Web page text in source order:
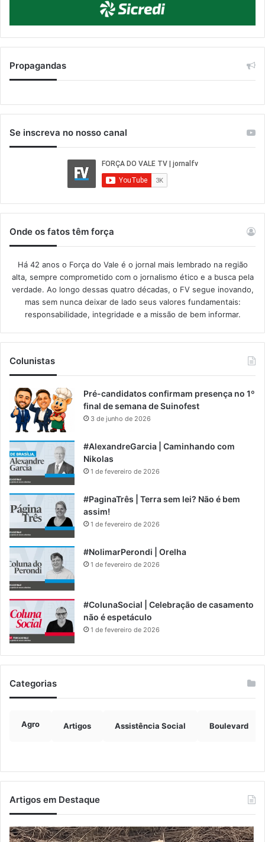
Propagandas
Se inscreva no nosso canal
Onde os fatos têm força
Há 42 anos o Força do Vale é o jornal mais lembrado na região
alta, sempre comprometido com o jornalismo ético e a busca pela
verdade. Ao longo dessas quatro décadas, o FV segue inovando,
mas sem nunca deixar de lado seus valores fundamentais:
responsabilidade, integridade e a missão de bem informar.​
Colunistas
Pré-candidatos confirmam presença no 1º
final de semana de Suinofest
3 de junho de 2026
#AlexandreGarcia | Caminhando com
Nikolas
1 de fevereiro de 2026
#PaginaTrês | Terra sem lei? Não é bem
assim!
1 de fevereiro de 2026
#NolimarPerondi | Orelha
1 de fevereiro de 2026
#ColunaSocial | Celebração de casamento
não é espetáculo
1 de fevereiro de 2026
Categorias
Agro Artigos Assistência Social Boulevard
Artigos em Destaque
Turisvales